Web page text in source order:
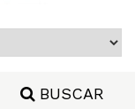
BUSCAR